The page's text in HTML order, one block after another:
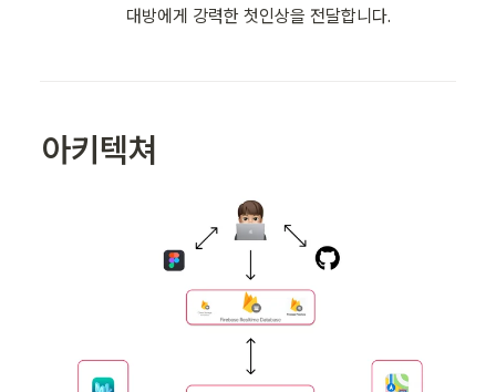
대방에게 강력한 첫인상을 전달합니다.
아키텍쳐